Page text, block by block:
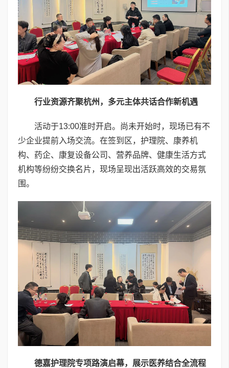
行业资源齐聚杭州，多元主体共话合作新机遇
活动于13:00准时开启。尚未开始时，现场已有不
少企业提前入场交流。在签到区，护理院、康养机
构、药企、康复设备公司、营养品牌、健康生活方式
机构等纷纷交换名片，现场呈现出活跃高效的交易氛
围。
德嘉护理院专项路演启幕，展示医养结合全流程